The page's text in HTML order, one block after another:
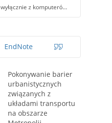
z komputerów Biblioteki PK
EndNote
Pokonywanie barier
urbanistycznych
związanych z
układami transportu
na obszarze